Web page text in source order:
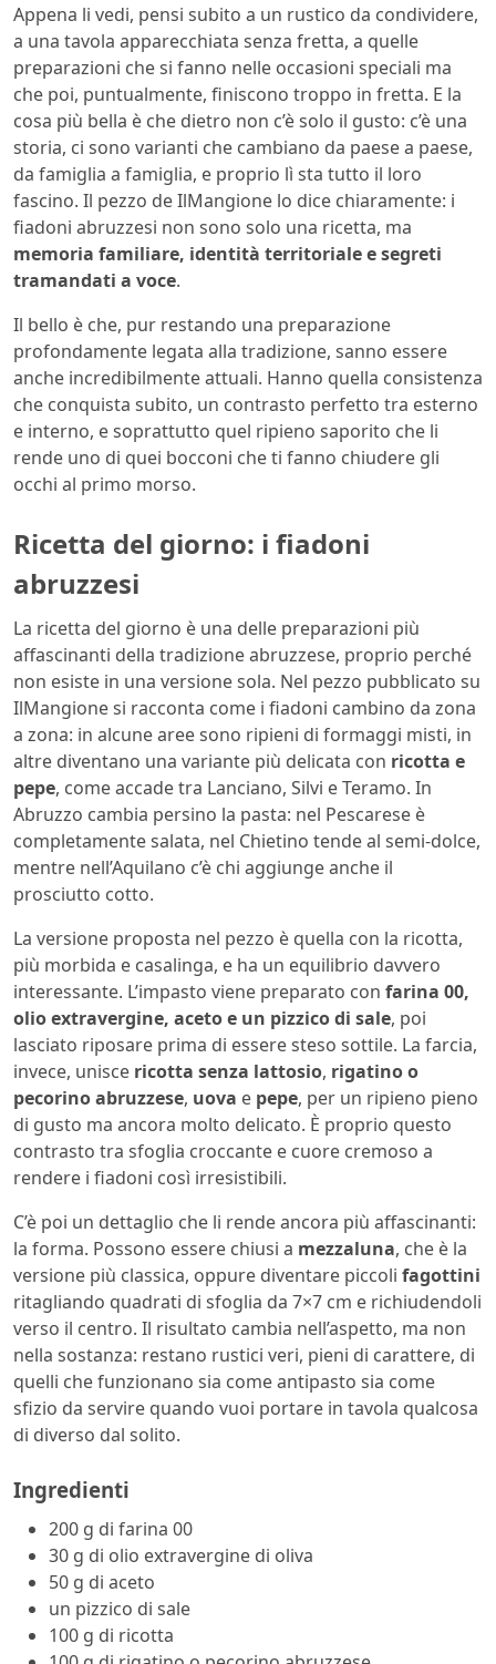
Appena li vedi, pensi subito a un rustico da condividere,
a una tavola apparecchiata senza fretta, a quelle
preparazioni che si fanno nelle occasioni speciali ma
che poi, puntualmente, finiscono troppo in fretta. E la
cosa più bella è che dietro non c’è solo il gusto: c’è una
storia, ci sono varianti che cambiano da paese a paese,
da famiglia a famiglia, e proprio lì sta tutto il loro
fascino. Il pezzo de IlMangione lo dice chiaramente: i
fiadoni abruzzesi non sono solo una ricetta, ma
memoria familiare, identità territoriale e segreti
tramandati a voce.
Il bello è che, pur restando una preparazione
profondamente legata alla tradizione, sanno essere
anche incredibilmente attuali. Hanno quella consistenza
che conquista subito, un contrasto perfetto tra esterno
e interno, e soprattutto quel ripieno saporito che li
rende uno di quei bocconi che ti fanno chiudere gli
occhi al primo morso.
Ricetta del giorno: i fiadoni
abruzzesi
La ricetta del giorno è una delle preparazioni più
affascinanti della tradizione abruzzese, proprio perché
non esiste in una versione sola. Nel pezzo pubblicato su
IlMangione si racconta come i fiadoni cambino da zona
a zona: in alcune aree sono ripieni di formaggi misti, in
altre diventano una variante più delicata con ricotta e
pepe, come accade tra Lanciano, Silvi e Teramo. In
Abruzzo cambia persino la pasta: nel Pescarese è
completamente salata, nel Chietino tende al semi-dolce,
mentre nell’Aquilano c’è chi aggiunge anche il
prosciutto cotto.
La versione proposta nel pezzo è quella con la ricotta,
più morbida e casalinga, e ha un equilibrio davvero
interessante. L’impasto viene preparato con farina 00,
olio extravergine, aceto e un pizzico di sale, poi
lasciato riposare prima di essere steso sottile. La farcia,
invece, unisce ricotta senza lattosio, rigatino o
pecorino abruzzese, uova e pepe, per un ripieno pieno
di gusto ma ancora molto delicato. È proprio questo
contrasto tra sfoglia croccante e cuore cremoso a
rendere i fiadoni così irresistibili.
C’è poi un dettaglio che li rende ancora più affascinanti:
la forma. Possono essere chiusi a mezzaluna, che è la
versione più classica, oppure diventare piccoli fagottini
ritagliando quadrati di sfoglia da 7×7 cm e richiudendoli
verso il centro. Il risultato cambia nell’aspetto, ma non
nella sostanza: restano rustici veri, pieni di carattere, di
quelli che funzionano sia come antipasto sia come
sfizio da servire quando vuoi portare in tavola qualcosa
di diverso dal solito.
Ingredienti
200 g di farina 00
30 g di olio extravergine di oliva
50 g di aceto
un pizzico di sale
100 g di ricotta